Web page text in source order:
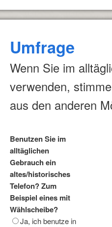
Umfrage
Wenn Sie im
verwenden,
aus den anderen
Benutzen Sie im
alltäglichen
Gebrauch ein
altes/historisches
Telefon? Zum
Beispiel eines mit
Wählscheibe?
Ja, ich benutze in